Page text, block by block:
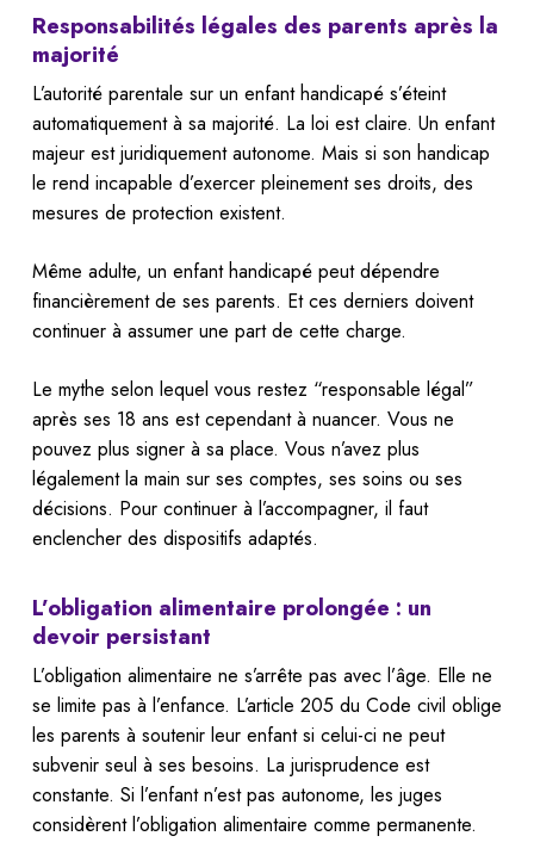
Responsabilités légales des parents après la
majorité
L’autorité parentale sur un enfant handicapé s’éteint
automatiquement à sa majorité. La loi est claire. Un enfant
majeur est juridiquement autonome. Mais si son handicap
le rend incapable d’exercer pleinement ses droits, des
mesures de protection existent.
Même adulte, un enfant handicapé peut dépendre
financièrement de ses parents. Et ces derniers doivent
continuer à assumer une part de cette charge.
Le mythe selon lequel vous restez “responsable légal”
après ses 18 ans est cependant à nuancer. Vous ne
pouvez plus signer à sa place. Vous n’avez plus
légalement la main sur ses comptes, ses soins ou ses
décisions. Pour continuer à l’accompagner, il faut
enclencher des dispositifs adaptés.
L’obligation alimentaire prolongée : un
devoir persistant
L’obligation alimentaire ne s’arrête pas avec l’âge. Elle ne
se limite pas à l’enfance. L’article 205 du Code civil oblige
les parents à soutenir leur enfant si celui-ci ne peut
subvenir seul à ses besoins. La jurisprudence est
constante. Si l’enfant n’est pas autonome, les juges
considèrent l’obligation alimentaire comme permanente.